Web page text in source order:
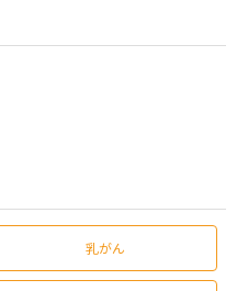
乳がん